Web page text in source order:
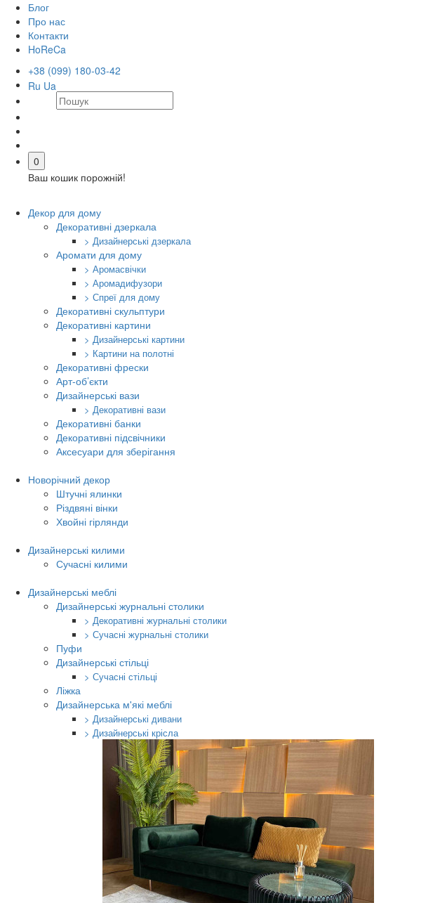
Блог
Про нас
Контакти
HoReCa
+38 (099) 180-03-42
Ru Ua
0
Ваш кошик порожній!
Декор для дому
Декоративні дзеркала
> Дизайнерські дзеркала
Аромати для дому
> Аромасвічки
> Аромадифузори
> Спреї для дому
Декоративні скульптури
Декоративні картини
> Дизайнерські картини
> Картини на полотні
Декоративні фрески
Арт-об’єкти
Дизайнерські вази
> Декоративні вази
Декоративні банки
Декоративні підсвічники
Аксесуари для зберігання
Новорічний декор
Штучні ялинки
Різдвяні вінки
Хвойні гірлянди
Дизайнерські килими
Сучасні килими
Дизайнерські меблі
Дизайнерські журнальні столики
> Декоративні журнальні столики
> Сучасні журнальні столики
Пуфи
Дизайнерські стільці
> Сучасні стільці
Ліжка
Дизайнерська м'які меблі
> Дизайнерські дивани
> Дизайнерські крісла